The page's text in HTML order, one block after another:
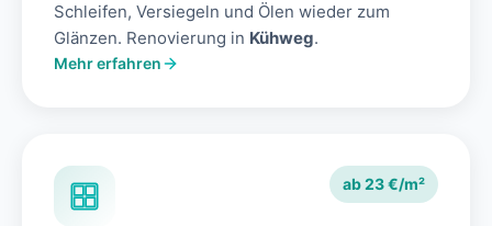
Schleifen, Versiegeln und Ölen wieder zum
Glänzen. Renovierung in Kühweg.
Mehr erfahren
ab 23 €/m²